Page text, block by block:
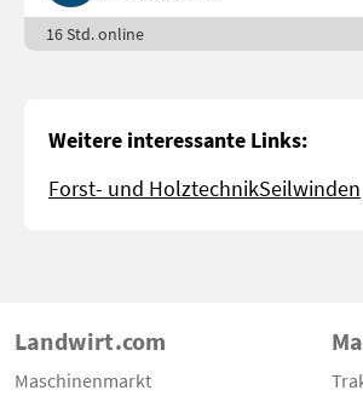
16 Std. online
Weitere interessante Links:
Forst- und HolztechnikSeilwinden
Landwirt.com
Maschinenmarkt